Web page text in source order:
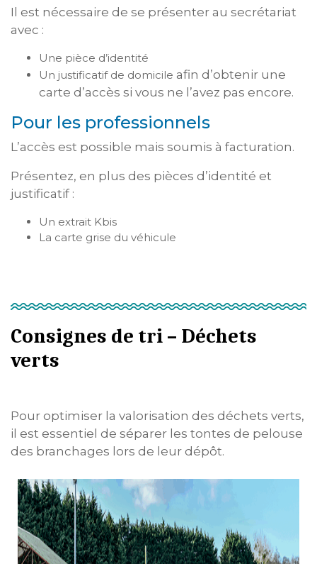
Il est nécessaire de se présenter au secrétariat
avec :
Une pièce d’identité
Un justificatif de domicile afin d’obtenir une
carte d’accès si vous ne l’avez pas encore.
Pour les professionnels
L’accès est possible mais soumis à facturation.
Présentez, en plus des pièces d’identité et
justificatif :
Un extrait Kbis
La carte grise du véhicule
Consignes de tri – Déchets
verts
Pour optimiser la valorisation des déchets verts,
il est essentiel de séparer les tontes de pelouse
des branchages lors de leur dépôt.